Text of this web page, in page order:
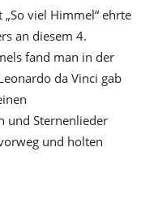
viel Himmel“ ehrte
an diesem 4.
fand man in der
da Vinci gab
und Sternenlieder
und holten